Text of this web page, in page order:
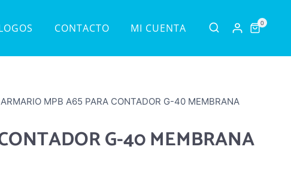
CONTACTO MI CUENTA 0
ARMARIO MPB A65 PARA CONTADOR G-40 MEMBRANA
G-40 MEMBRANA